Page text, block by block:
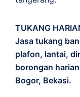
TUKANG
Jasa tukang
plafon, lantai,
borongan
Bogor, Bekasi.